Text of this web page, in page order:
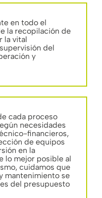
en todo el
la recopilación de
la vital
del
y
cada proceso
necesidades
financieros,
de equipos
en la
lo mejor posible al
cuidamos que
mantenimiento se
del presupuesto